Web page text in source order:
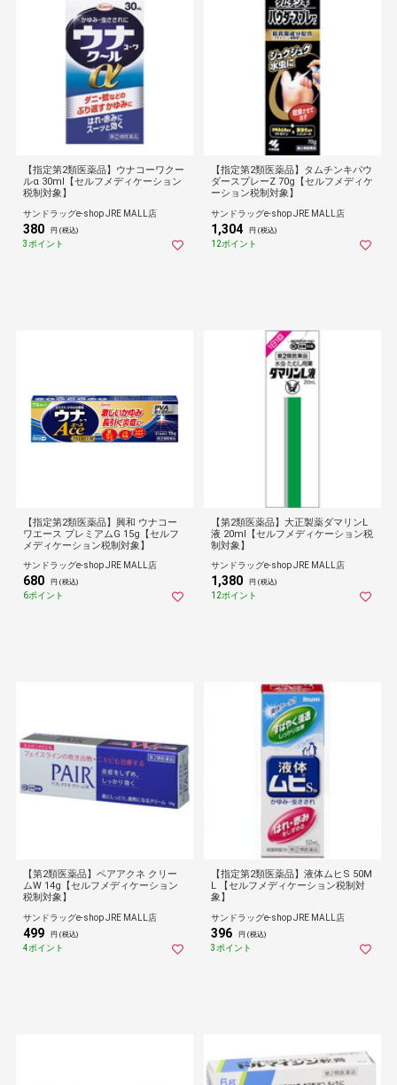
【指定第2類医薬品】ウナコーワクー
ルα 30ml【セルフメディケーション
税制対象】
サンドラッグe-shop JRE MALL店
380 円 (税込)
3ポイント
【指定第2類医薬品】タムチンキパウ
ダースプレーZ 70g【セルフメディケ
ーション税制対象】
サンドラッグe-shop JRE MALL店
1,304 円 (税込)
12ポイント
【指定第2類医薬品】興和 ウナコー
ワエース プレミアムG 15g【セルフ
メディケーション税制対象】
サンドラッグe-shop JRE MALL店
680 円 (税込)
6ポイント
【第2類医薬品】大正製薬ダマリンL
液 20ml【セルフメディケーション税
制対象】
サンドラッグe-shop JRE MALL店
1,380 円 (税込)
12ポイント
【第2類医薬品】ペアアクネ クリー
ムW 14g【セルフメディケーション
税制対象】
サンドラッグe-shop JRE MALL店
499 円 (税込)
4ポイント
【指定第2類医薬品】液体ムヒS 50M
L 【セルフメディケーション税制対
象】
サンドラッグe-shop JRE MALL店
396 円 (税込)
3ポイント